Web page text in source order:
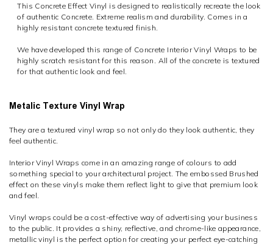
This Concrete Effect Vinyl is designed to realistically recreate the look
of authentic Concrete. Extreme realism and durability. Comes in a
highly resistant concrete textured finish.
We have developed this range of Concrete Interior Vinyl Wraps to be
highly scratch resistant for this reason. All of the concrete is textured
for that authentic look and feel.
Metalic Texture Vinyl Wrap
They are a textured vinyl wrap so not only do they look authentic, they
feel authentic.
Interior Vinyl Wraps come in an amazing range of colours to add
something special to your architectural project. The embossed Brushed
effect on these vinyls make them reflect light to give that premium look
and feel.
Vinyl wraps could be a cost-effective way of advertising your business
to the public. It provides a shiny, reflective, and chrome-like appearance,
metallic vinyl is the perfect option for creating your perfect eye-catching